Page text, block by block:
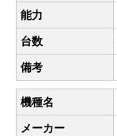
能力
台数
備考
機種名
メーカー